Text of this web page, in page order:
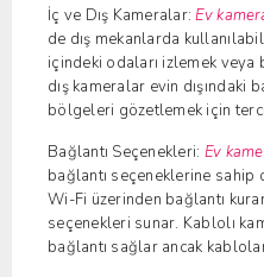
İç ve Dış Kameralar:Ev
de dış mekanlarda
içindeki odaları izlemek veya
dış kameralar evin dışındaki
bölgeleri gözetlemek için
Bağlantı Seçenekleri: Ev
bağlantı seçeneklerine
Wi-Fi üzerinden bağlantı
seçenekleri sunar. Kablolı
bağlantı sağlar ancak